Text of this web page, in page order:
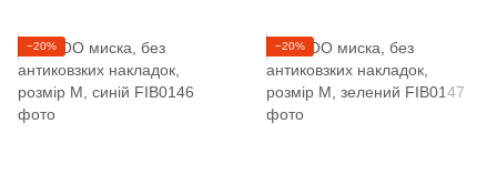
−20% −20%